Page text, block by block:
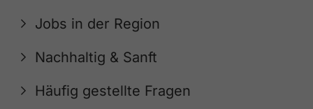
Jobs in der Region
Nachhaltig & Sanft
Häufig gestellte Fragen